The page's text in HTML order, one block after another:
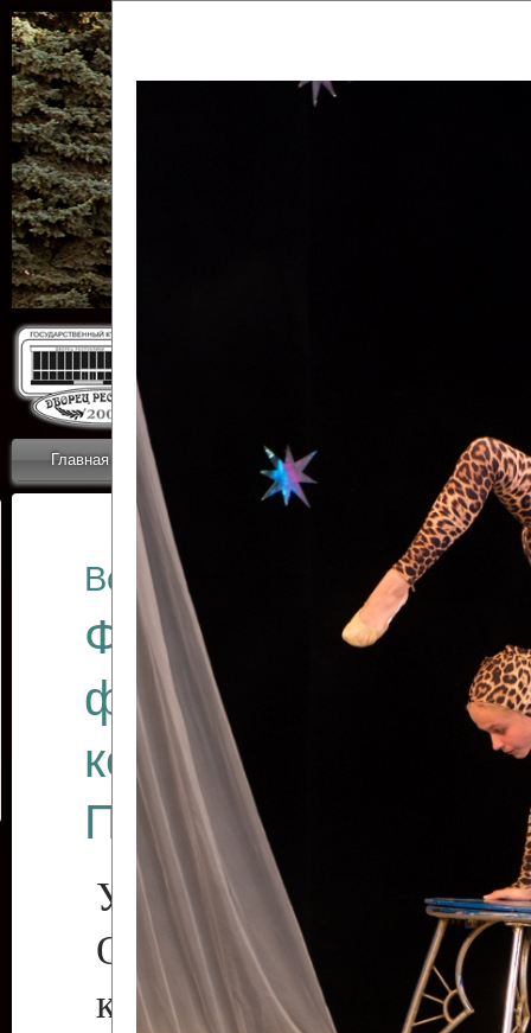
Главная Коллективы Новости
ОТЧЕТЫ ГКЦ
Все отчеты
Финал
фестиваля
коллективов
Приднестровского
Участники фестиваля:
Образцовый
коллектив